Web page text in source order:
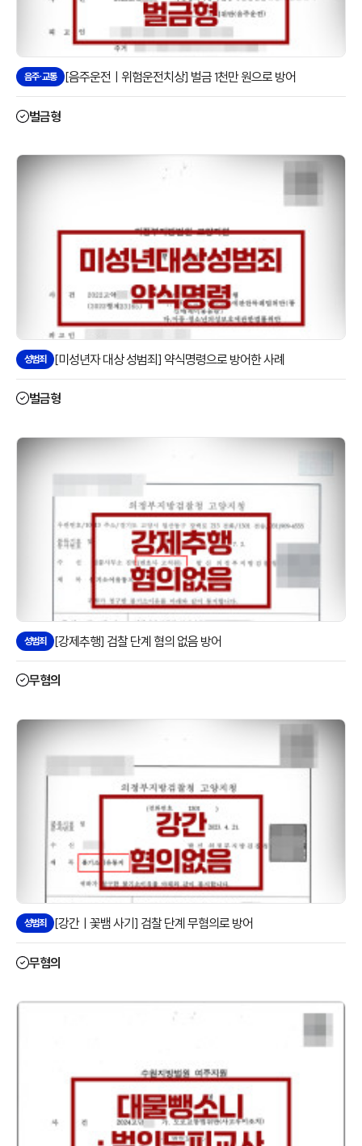
음주·교통 [음주운전ㅣ위험운전치상] 벌금 1천만 원으로 방어
벌금형
성범죄 [미성년자 대상 성범죄] 약식명령으로 방어한 사례
벌금형
성범죄 [강제추행] 검찰 단계 혐의 없음 방어
무혐의
성범죄 [강간ㅣ꽃뱀 사기] 검찰 단계 무혐의로 방어
무혐의